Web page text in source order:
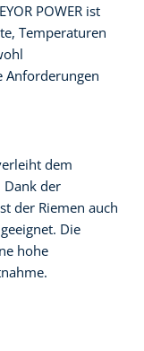
POWER ist
Temperaturen
Anforderungen
dem
Dank der
der Riemen auch
Die
hohe